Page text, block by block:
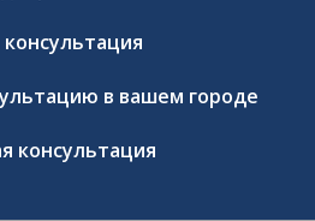
в вашем городе
консультация